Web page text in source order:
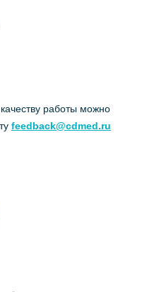
работы можно
feedback@cdmed.ru